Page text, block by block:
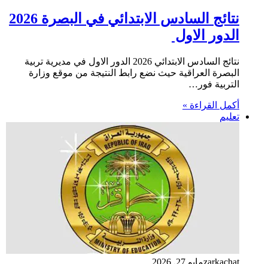
نتائج السادس الابتدائي في البصرة 2026
الدور الاول
نتائج السادس الابتدائي 2026 الدور الاول في مديرية تربية
البصرة العراقية حيث نضع رابط النتيجة من موقع وزارة
التربية فور…
أكمل القراءة »
تعليم
zarkachatمايو 27, 2026